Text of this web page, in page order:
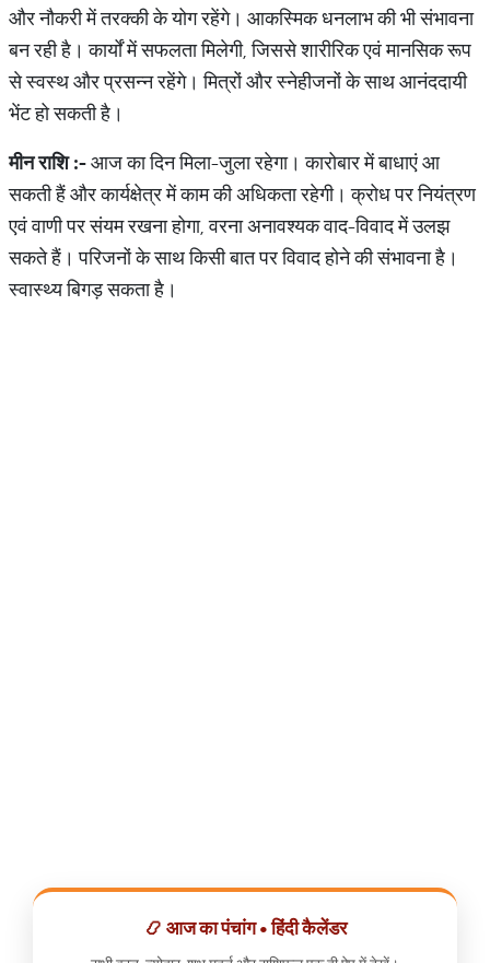
और नौकरी में तरक्की के योग रहेंगे। आकस्मिक धनलाभ की भी संभावना
बन रही है। कार्यों में सफलता मिलेगी, जिससे शारीरिक एवं मानसिक रूप
से स्वस्थ और प्रसन्न रहेंगे। मित्रों और स्नेहीजनों के साथ आनंददायी
भेंट हो सकती है।
मीन राशि :-आज का दिन मिला-जुला रहेगा। कारोबार में बाधाएं आ
सकती हैं और कार्यक्षेत्र में काम की अधिकता रहेगी। क्रोध पर नियंत्रण
एवं वाणी पर संयम रखना होगा, वरना अनावश्यक वाद-विवाद में उलझ
सकते हैं। परिजनों के साथ किसी बात पर विवाद होने की संभावना है।
स्वास्थ्य बिगड़ सकता है।
📿 आज का पंचांग • हिंदी कैलेंडर